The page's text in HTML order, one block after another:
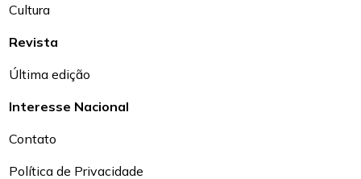
Cultura
Revista
Última edição
Interesse Nacional
Contato
Política de Privacidade